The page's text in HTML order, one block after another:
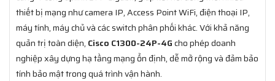
thiết bị mạng như camera IP, Access Point WiFi, điện thoại IP,
máy tính, máy chủ và các switch phân phối khác. Với khả năng
quản trị toàn diện, Cisco C1300-24P-4Gcho phép doanh
nghiệp xây dựng hạ tầng mạng ổn định, dễ mở rộng và đảm bảo
tính bảo mật trong quá trình vận hành.